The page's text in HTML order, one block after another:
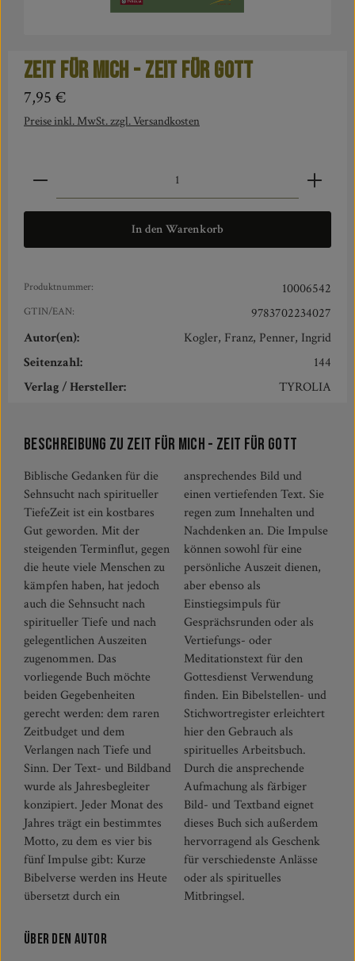
Zeit für mich - Zeit für Gott
Regulärer Preis:
7,95 €
Preise inkl. MwSt. zzgl. Versandkosten
Produkt Anzahl: Gib den gewünschten Wert ein oder
In den Warenkorb
Produktnummer: 10006542
GTIN/EAN:
9783702234027
Autor(en):
Kogler, Franz, Penner, Ingrid
Seitenzahl:
144
Verlag / Hersteller:
TYROLIA
Beschreibung zu Zeit für mich - Zeit für Gott
Biblische Gedanken für die
Sehnsucht nach spiritueller
TiefeZeit ist ein kostbares
Gut geworden. Mit der
steigenden Terminflut, gegen
die heute viele Menschen zu
kämpfen haben, hat jedoch
auch die Sehnsucht nach
spiritueller Tiefe und nach
gelegentlichen Auszeiten
zugenommen. Das
vorliegende Buch möchte
beiden Gegebenheiten
gerecht werden: dem raren
Zeitbudget und dem
Verlangen nach Tiefe und
Sinn. Der Text- und Bildband
wurde als Jahresbegleiter
konzipiert. Jeder Monat des
Jahres trägt ein bestimmtes
Motto, zu dem es vier bis
fünf Impulse gibt: Kurze
Bibelverse werden ins Heute
übersetzt durch ein
ansprechendes Bild und
einen vertiefenden Text. Sie
regen zum Innehalten und
Nachdenken an. Die Impulse
können sowohl für eine
persönliche Auszeit dienen,
aber ebenso als
Einstiegsimpuls für
Gesprächsrunden oder als
Vertiefungs- oder
Meditationstext für den
Gottesdienst Verwendung
finden. Ein Bibelstellen- und
Stichwortregister erleichtert
hier den Gebrauch als
spirituelles Arbeitsbuch.
Durch die ansprechende
Aufmachung als färbiger
Bild- und Textband eignet
dieses Buch sich außerdem
hervorragend als Geschenk
für verschiedenste Anlässe
oder als spirituelles
Mitbringsel.
Über den Autor